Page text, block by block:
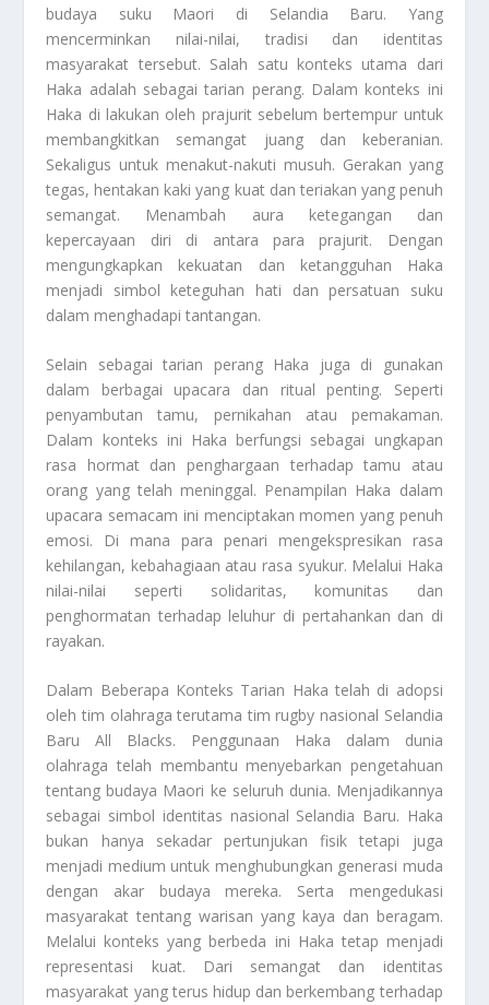
budaya suku Maori di Selandia Baru. Yang
mencerminkan nilai-nilai, tradisi dan identitas
masyarakat tersebut. Salah satu konteks utama dari
Haka adalah sebagai tarian perang. Dalam konteks ini
Haka di lakukan oleh prajurit sebelum bertempur untuk
membangkitkan semangat juang dan keberanian.
Sekaligus untuk menakut-nakuti musuh. Gerakan yang
tegas, hentakan kaki yang kuat dan teriakan yang penuh
semangat. Menambah aura ketegangan dan
kepercayaan diri di antara para prajurit. Dengan
mengungkapkan kekuatan dan ketangguhan Haka
menjadi simbol keteguhan hati dan persatuan suku
dalam menghadapi tantangan.
Selain sebagai tarian perang Haka juga di gunakan
dalam berbagai upacara dan ritual penting. Seperti
penyambutan tamu, pernikahan atau pemakaman.
Dalam konteks ini Haka berfungsi sebagai ungkapan
rasa hormat dan penghargaan terhadap tamu atau
orang yang telah meninggal. Penampilan Haka dalam
upacara semacam ini menciptakan momen yang penuh
emosi. Di mana para penari mengekspresikan rasa
kehilangan, kebahagiaan atau rasa syukur. Melalui Haka
nilai-nilai seperti solidaritas, komunitas dan
penghormatan terhadap leluhur di pertahankan dan di
rayakan.
Dalam Beberapa Konteks Tarian Haka telah di adopsi
oleh tim olahraga terutama tim rugby nasional Selandia
Baru All Blacks. Penggunaan Haka dalam dunia
olahraga telah membantu menyebarkan pengetahuan
tentang budaya Maori ke seluruh dunia. Menjadikannya
sebagai simbol identitas nasional Selandia Baru. Haka
bukan hanya sekadar pertunjukan fisik tetapi juga
menjadi medium untuk menghubungkan generasi muda
dengan akar budaya mereka. Serta mengedukasi
masyarakat tentang warisan yang kaya dan beragam.
Melalui konteks yang berbeda ini Haka tetap menjadi
representasi kuat. Dari semangat dan identitas
masyarakat yang terus hidup dan berkembang terhadap